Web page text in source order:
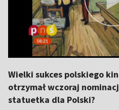
Wielki sukces polskiego
otrzymał wczoraj
statuetka dla Polski?